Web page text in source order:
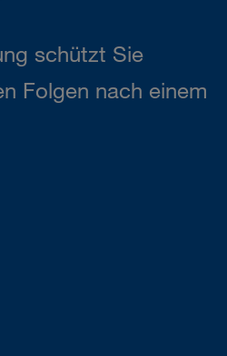
schützt Sie
Folgen nach einem